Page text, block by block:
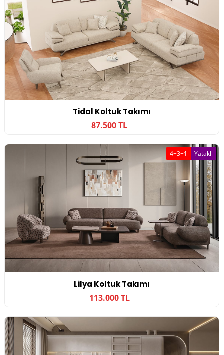
Tidal Koltuk Takımı
87.500 TL
Lilya Koltuk Takımı
113.000 TL
4+3+1 Yataklı